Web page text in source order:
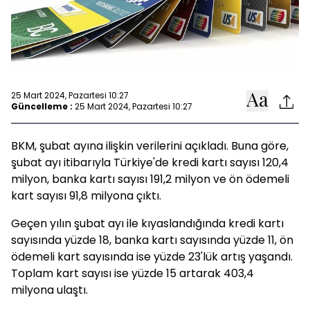
25 Mart 2024, Pazartesi 10:27
Güncelleme : 25 Mart 2024, Pazartesi 10:27
BKM, şubat ayına ilişkin verilerini açıkladı. Buna göre,
şubat ayı itibarıyla Türkiye'de kredi kartı sayısı 120,4
milyon, banka kartı sayısı 191,2 milyon ve ön ödemeli
kart sayısı 91,8 milyona çıktı.
Geçen yılın şubat ayı ile kıyaslandığında kredi kartı
sayısında yüzde 18, banka kartı sayısında yüzde 11, ön
ödemeli kart sayısında ise yüzde 23'lük artış yaşandı.
Toplam kart sayısı ise yüzde 15 artarak 403,4
milyona ulaştı.